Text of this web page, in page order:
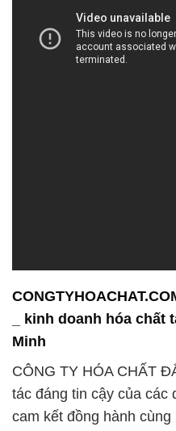
_ kinh doanh hóa chất
Minh
CÔNG TY HÓA CHẤT
tác đáng tin cậy của các
cam kết đồng hành